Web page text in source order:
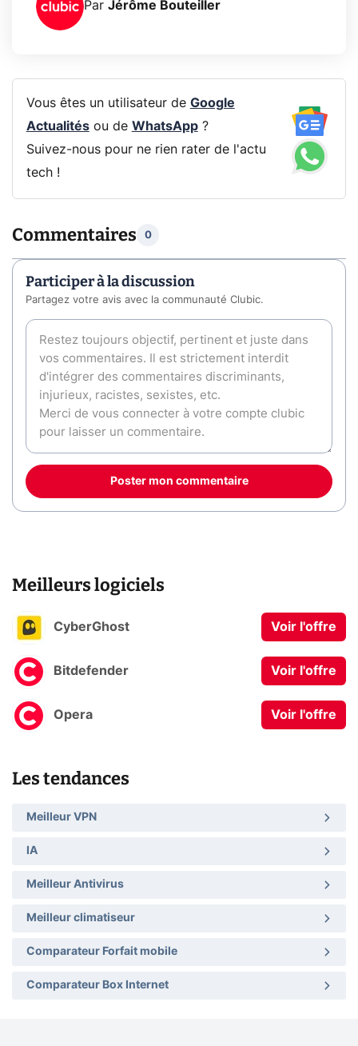
Par Jérôme Bouteiller
Vous êtes un utilisateur de Google
Actualitésou de WhatsApp?
Suivez-nous pour ne rien rater de l'actu
tech !
Commentaires 0
Participer à la discussion
Partagez votre avis avec la communauté Clubic.
Poster mon commentaire
Meilleurs logiciels
CyberGhost Voir l'offre
Bitdefender Voir l'offre
Opera Voir l'offre
Les tendances
Meilleur VPN
IA
Meilleur Antivirus
Meilleur climatiseur
Comparateur Forfait mobile
Comparateur Box Internet